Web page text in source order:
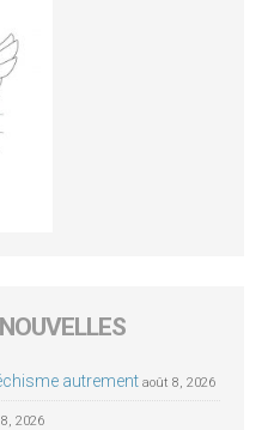
autrement août 8, 2026
2026